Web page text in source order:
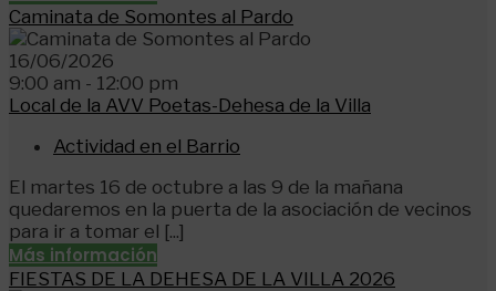
Caminata de Somontes al Pardo
16/06/2026
9:00 am - 12:00 pm
Local de la AVV Poetas-Dehesa de la Villa
Actividad en el Barrio
El martes 16 de octubre a las 9 de la mañana
quedaremos en la puerta de la asociación de vecinos
para ir a tomar el [...]
Más información
FIESTAS DE LA DEHESA DE LA VILLA 2026